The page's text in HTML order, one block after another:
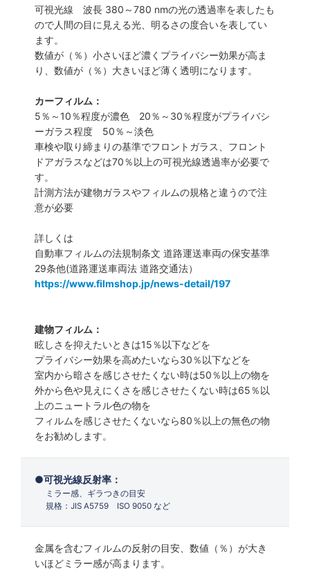
可視光線 波長 380～780 nmの光の透過率を表したも
ので人間の目に見える光、明るさの度合いを表してい
ます。
数値が（％）小さいほど濃くプライバシー効果が高ま
り、数値が（％）大きいほど薄く透明になります。
カーフィルム：
5％～10％程度が濃色 20％～30％程度がプライバシ
ーガラス程度 50％～淡色
車検や取り締まりの基準でフロントガラス、フロント
ドアガラスなどは70％以上の可視光線透過率が必要で
す。
計測方法が建物ガラスやフィルムの規格と違うので注
意が必要
詳しくは
自動車フィルムの法規制条文 道路運送車両の保安基準
29条他(道路運送車両法 道路交通法）
https://www.filmshop.jp/news-detail/197
建物フィルム：
眩しさを抑えたいときは15％以下などを
プライバシー効果を高めたいなら30％以下などを
室内から暗さを感じさせたくない時は50％以上の物を
外から色や見えにくさを感じさせたくない時は65％以
上のニュートラル色の物を
フィルムを感じさせたくないなら80％以上の無色の物
をお勧めします。
可視光線反射率：
ミラー感、ギラつきの目安
規格：JIS A5759 ISO 9050 など
金属を含むフィルムの反射の目安、数値（％）が大き
いほどミラー感が高まります。